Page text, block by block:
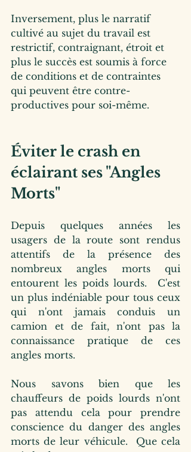
Inversement, plus le narratif
cultivé au sujet du travail est
restrictif, contraignant, étroit et
plus le succès est soumis à force
de conditions et de contraintes
qui peuvent être contre-
productives pour soi-même.
Éviter le crash en
éclairant ses "Angles
Morts"
Depuis quelques années les
usagers de la route sont rendus
attentifs de la présence des
nombreux angles morts qui
entourent les poids lourds.  C'est
un plus indéniable pour tous ceux
qui n'ont jamais conduis un
camion et de fait, n'ont pas la
connaissance pratique de ces
angles morts.
Nous savons bien que les
chauffeurs de poids lourds n'ont
pas attendu cela pour prendre
conscience du danger des angles
morts de leur véhicule.  Que cela